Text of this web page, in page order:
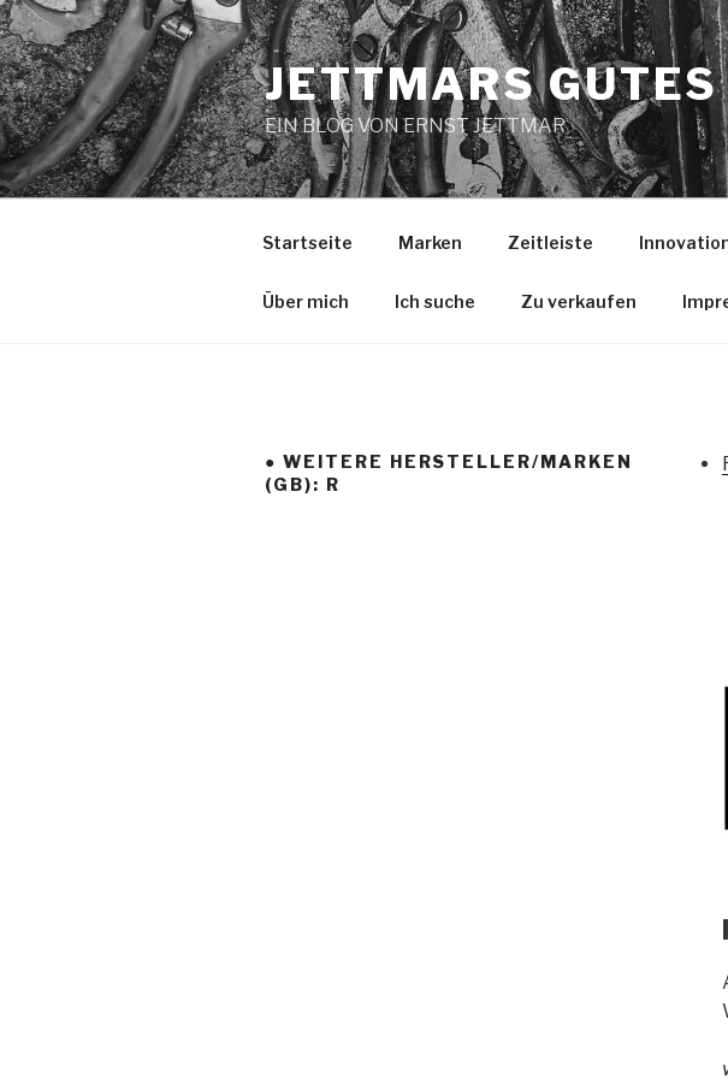
Zum
Inhalt
springen
JETTMARS
EIN BLOG VON ERNST JETTMAR
Startseite Marken Zeitleiste
Über mich Ich suche Zu verkaufen
● WEITERE HERSTELLER/MARKEN
(GB): R